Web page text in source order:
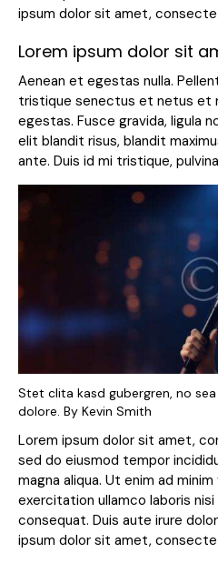
ipsum dolor sit amet,
Lorem ipsum dolor sit
Aenean et egestas nulla.
tristique senectus et netus et
egestas. Fusce gravida, ligula
elit blandit risus, blandit
ante. Duis id mi tristique,
Stet clita kasd gubergren, no
dolore. By Kevin Smith
Lorem ipsum dolor sit amet,
sed do eiusmod tempor
magna aliqua. Ut enim ad
exercitation ullamco laboris
consequat. Duis aute irure
ipsum dolor sit amet,